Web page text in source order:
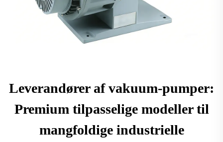
Leverandører af vakuum-pumper:
Premium tilpasselige modeller til
mangfoldige industrielle